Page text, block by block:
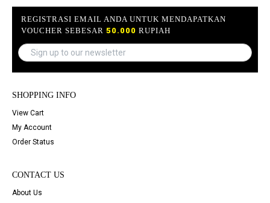
REGISTRASI EMAIL ANDA UNTUK MENDAPATKAN
VOUCHER SEBESAR 50.000 RUPIAH
SHOPPING INFO
View Cart
My Account
Order Status
CONTACT US
About Us